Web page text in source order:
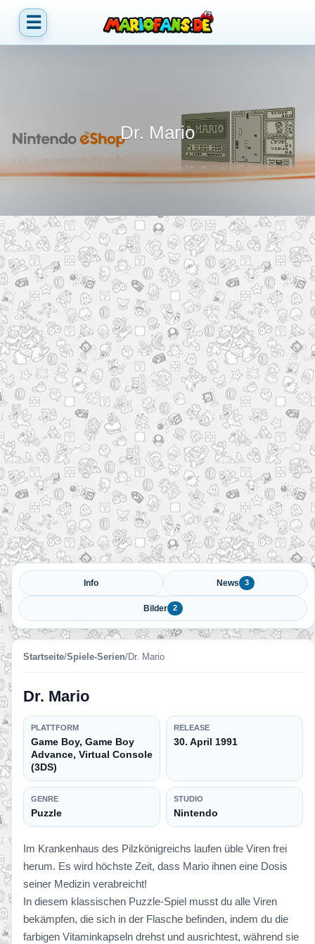
☰
Dr. Mario
Info News 3
Bilder 2
Startseite/Spiele-Serien/Dr. Mario
Dr. Mario
PLATTFORM
Game Boy, Game Boy
Advance, Virtual Console
(3DS)
RELEASE
30. April 1991
GENRE
Puzzle
STUDIO
Nintendo
Im Krankenhaus des Pilzkönigreichs laufen üble Viren frei
herum. Es wird höchste Zeit, dass Mario ihnen eine Dosis
seiner Medizin verabreicht!
In diesem klassischen Puzzle-Spiel musst du alle Viren
bekämpfen, die sich in der Flasche befinden, indem du die
farbigen Vitaminkapseln drehst und ausrichtest, während sie